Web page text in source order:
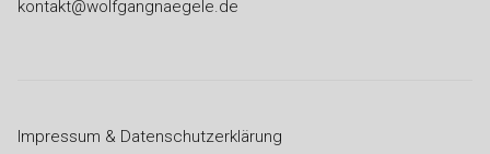
kontakt@wolfgangnaegele.de
Impressum & Datenschutzerklärung